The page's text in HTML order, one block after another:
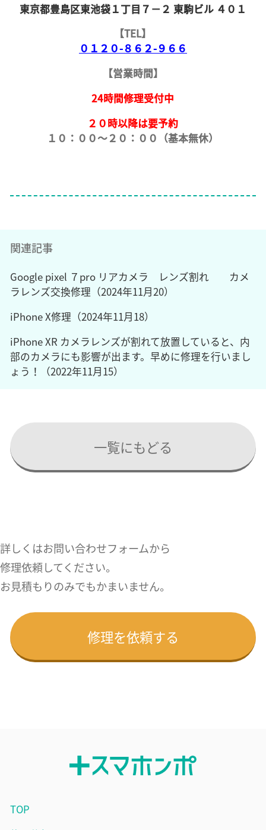
東京都豊島区東池袋１丁目７−２ 東駒ビル ４０１
【TEL】
０１２０-８６２-９６６
【営業時間】
24時間修理受付中
２０時以降は要予約
１０：００～２０：００（基本無休）
関連記事
Google pixel ７pro リアカメラ レンズ割れ カメ
ラレンズ交換修理（2024年11月20）
iPhone X修理（2024年11月18）
iPhone XR カメラレンズが割れて放置していると、内
部のカメラにも影響が出ます。早めに修理を行いまし
ょう！（2022年11月15）
一覧にもどる
詳しくはお問い合わせフォームから
修理依頼してください。
お見積もりのみでもかまいません。
修理を依頼する
TOP